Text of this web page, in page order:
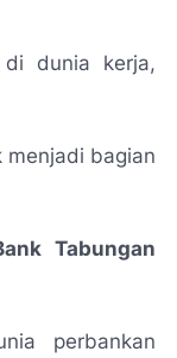
di dunia kerja,
menjadi bagian
Tabungan
perbankan